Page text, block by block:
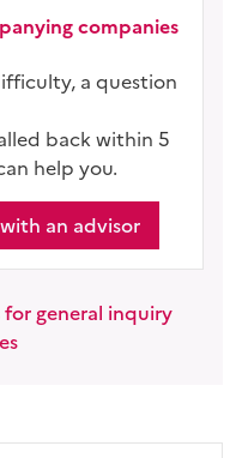
companies
a question
back within 5
help you.
an advisor
general inquiry